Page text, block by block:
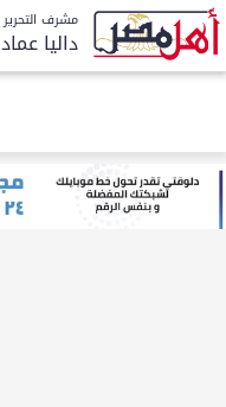
مشرف التحرير
داليا عماد